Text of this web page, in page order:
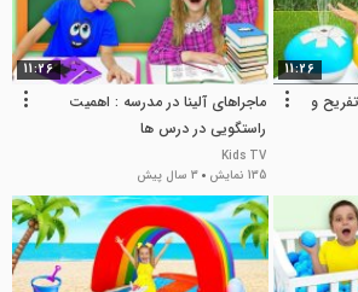
11:26
و
11:26
ماجراهای آلینا در مدرسه : اهمیت
راستگویی در درس ها
Kids TV
135 نمایش
3 سال پیش